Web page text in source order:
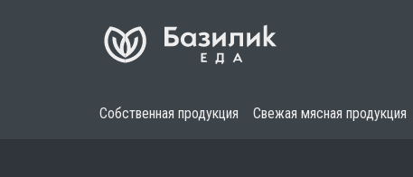
Собственная продукция Свежая мясная продукция